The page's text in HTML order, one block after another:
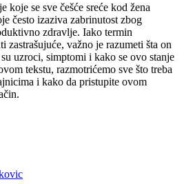
se sve češće sreće kod žena
često izaziva zabrinutost zbog
zdravlje. Iako termin
važno je razumeti šta on
uzroci, simptomi i kako se ovo stanje
tekstu, razmotrićemo sve što treba
i kako da pristupite ovom